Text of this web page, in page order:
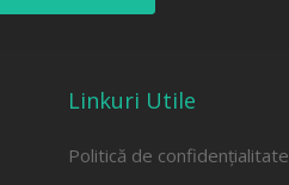
Linkuri Utile
Politică de confidențialitate